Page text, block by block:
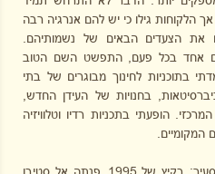
הלקוחות גילו כי יש להם אנרגיה רבה
את הצעדים הבאים של נשמותיהם.
אחד בכל פעם, התפשט השם הטוב
בתוכניות לחינוך מבוגרים של בתי
בחנויות של העידן החדש,
הופעתי בתכניות רדיו וטלוויזיה
המקומיים.
במהלך הדרך, התרחש ארוע מסעיר: בקיץ של 1995, פנתה אל סטיבן